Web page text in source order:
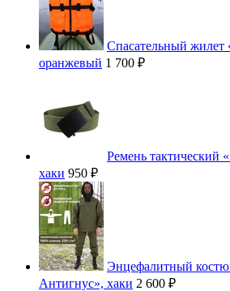
Спасательный
оранжевый 1 700 ₽
Ремень тактический
хаки 950 ₽
Энцефалитный
Антигнус», хаки 2 600 ₽